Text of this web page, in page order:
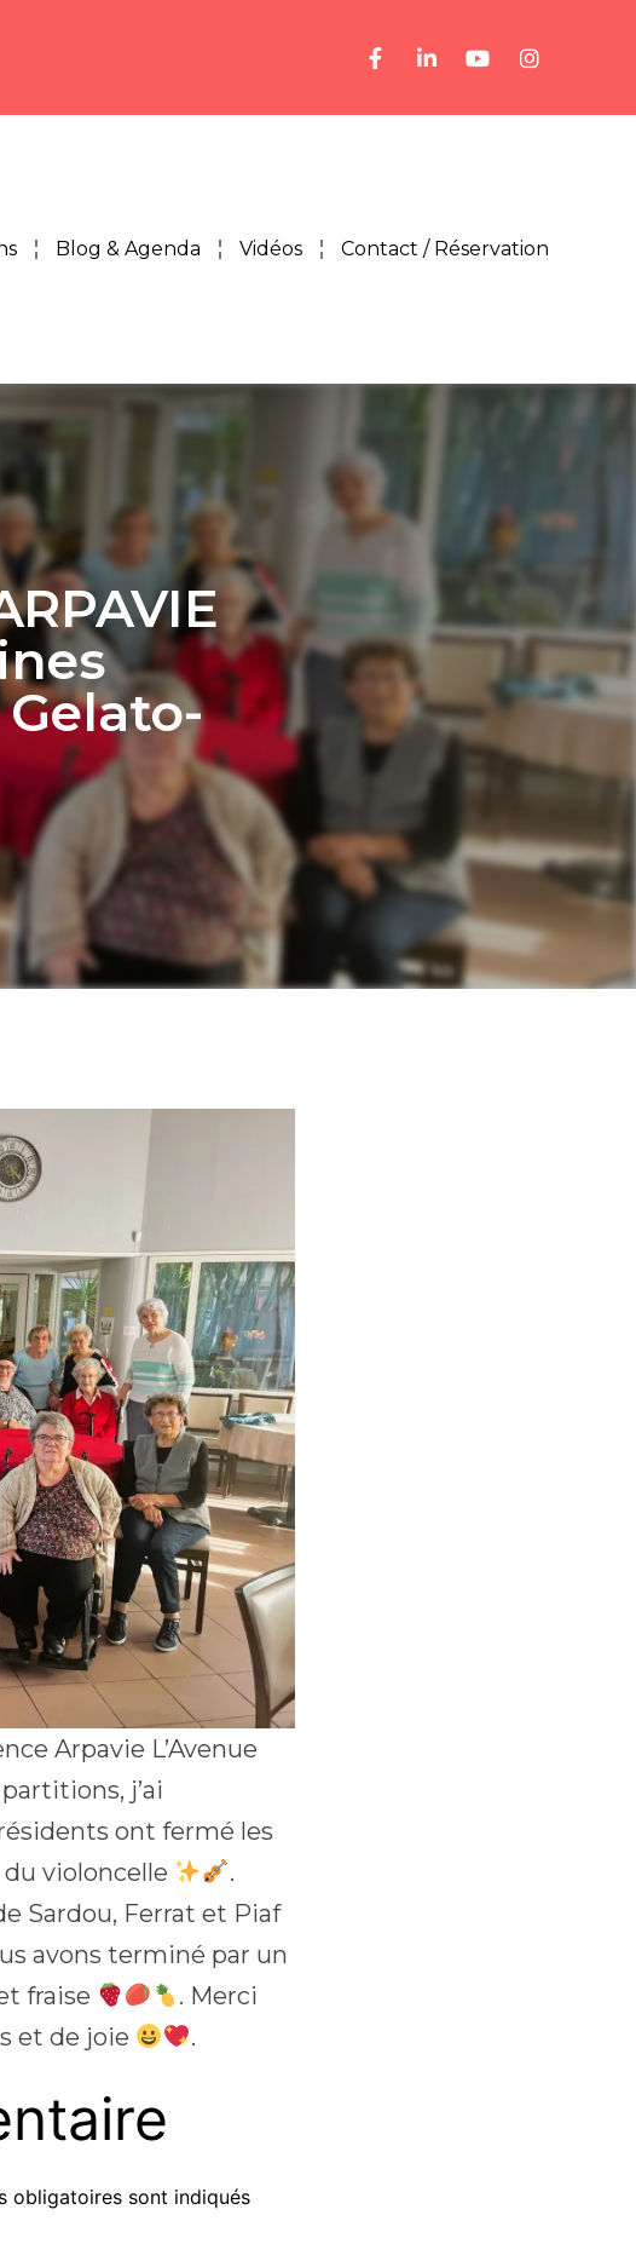
Blog & Agenda Vidéos Contact / Réservation
Arpavie L’Avenue
j’ai
ont fermé les
violoncelle
.
Sardou, Ferrat et Piaf
avons terminé par un
fraise
. Merci
et de joie
.
obligatoires sont indiqués